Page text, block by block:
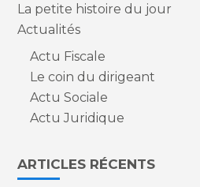
La petite histoire du jour
Actualités
Actu Fiscale
Le coin du dirigeant
Actu Sociale
Actu Juridique
ARTICLES RÉCENTS